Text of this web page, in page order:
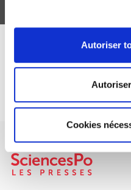
Autoriser
Cookies